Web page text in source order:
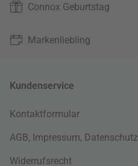
Connox Geburtstag
Markenliebling
Kundenservice
Kontaktformular
AGB, Impressum, Datenschutz
Widerrufsrecht